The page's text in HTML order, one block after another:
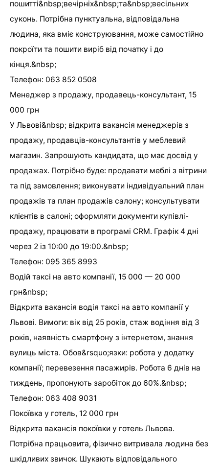
пошитті&nbsp;вечірніх&nbsp;та&nbsp;весільних
суконь. Потрібна пунктуальна, відповідальна
людина, яка вміє конструювання, може самостійно
покроїти та пошити виріб від початку і до
кінця.&nbsp;
Телефон: 063 852 0508
Менеджер з продажу, продавець-консультант, 15
000 грн
У Львові&nbsp; відкрита вакансія менеджерів з
продажу, продавців-консультантів у меблевий
магазин. Запрошують кандидата, що має досвід у
продажах. Потрібно буде: продавати меблі з вітрини
та під замовлення; виконувати індивідуальний план
продажів та план продажів салону; консультувати
клієнтів в салоні; оформляти документи купівлі-
продажу, працювати в програмі CRM. Графік 4 дні
через 2 із 10:00 до 19:00.&nbsp;
Телефон: 095 365 8993
Водій таксі на авто компанії, 15 000 — 20 000
грн&nbsp;
Відкрита вакансія водія таксі на авто компанії у
Львові. Вимоги: вік від 25 років, стаж водіння від 3
років, наявність смартфону з інтернетом, знання
вулиць міста. Обов&rsquo;язки: робота у додатку
компанії; перевезення пасажирів. Робота 6 днів на
тиждень, пропонують заробіток до 60%.&nbsp;
Телефон: 063 408 9031
Покоївка у готель, 12 000 грн
Відкрита вакансія покоївки у готель Львова.
Потрібна працьовита, фізично витривала людина без
шкідливих звичок. Шукають відповідального